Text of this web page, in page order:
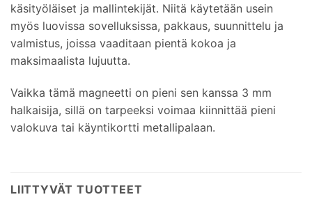
käsityöläiset ja mallintekijät. Niitä käytetään usein
myös luovissa sovelluksissa, pakkaus, suunnittelu ja
valmistus, joissa vaaditaan pientä kokoa ja
maksimaalista lujuutta.
Vaikka tämä magneetti on pieni sen kanssa 3 mm
halkaisija, sillä on tarpeeksi voimaa kiinnittää pieni
valokuva tai käyntikortti metallipalaan.
LIITTYVÄT TUOTTEET